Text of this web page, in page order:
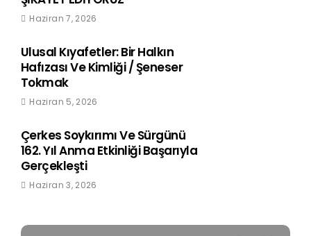
Haziran 7, 2026
Ulusal Kıyafetler: Bir Halkın
Hafızası Ve Kimliği / Şeneser
Tokmak
Haziran 5, 2026
Çerkes Soykırımı Ve Sürgünü
162. Yıl Anma Etkinliği Başarıyla
Gerçekleşti
Haziran 3, 2026